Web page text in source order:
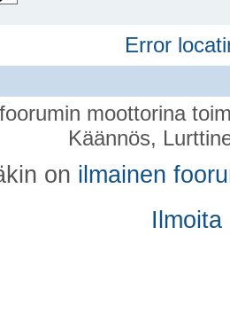
Error
moottorina
Käännös,
on ilmainen